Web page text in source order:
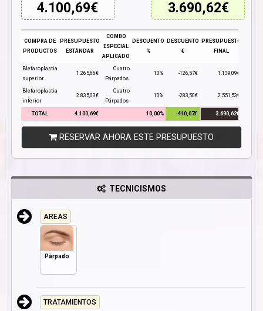
4.100,69€ 3.690,62€
COMPRA DE
PRODUCTOS
PRESUPUESTO
ESTÁNDAR
COMBO
ESPECIAL
APLICADO
DESCUENTO
%
DESCUENTO
€
PRESUPUESTO
FINAL
Blefaroplastia
superior
1.265,66€
Cuatro
Párpados
10% -126,57€ 1.139,09€
Blefaroplastia
inferior
2.835,03€
Cuatro
Párpados
10% -283,50€ 2.551,53€
TOTAL 4.100,69€ 10,00% -410,07€ 3.690,62€
RESERVAR AHORA ESTE PRESUPUESTO
TECNICISMOS
AREAS
Párpado
TRATAMIENTOS